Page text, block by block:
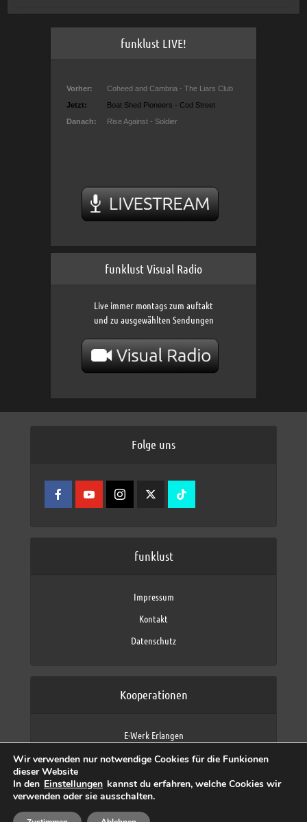
funklust LIVE!
funklust Visual Radio
Live immer montags zum auftakt
und zu ausgewählten Sendungen
Folge uns
funklust
Impressum
Kontakt
Datenschutz
Kooperationen
E-Werk Erlangen
Fraunhofer IIS
max neo (AFK max)
Wir verwenden nur notwendige Cookies für die Funkionen
dieser Website
In den Einstellungen kannst du erfahren, welche Cookies wir
verwenden oder sie ausschalten.